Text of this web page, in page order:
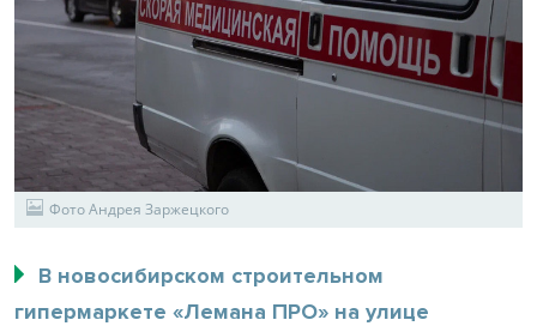
Фото Андрея Заржецкого
В новосибирском строительном
гипермаркете «Лемана ПРО» на улице